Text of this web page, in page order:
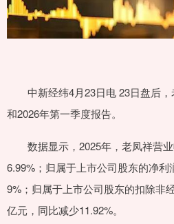
中新经纬4月23日电 23日盘后，
和2026年第一季度报告。
数据显示，2025年，老凤祥营业
6.99%；归属于上市公司股东的净
9%；归属于上市公司股东的扣除非
亿元，同比减少11.92%。